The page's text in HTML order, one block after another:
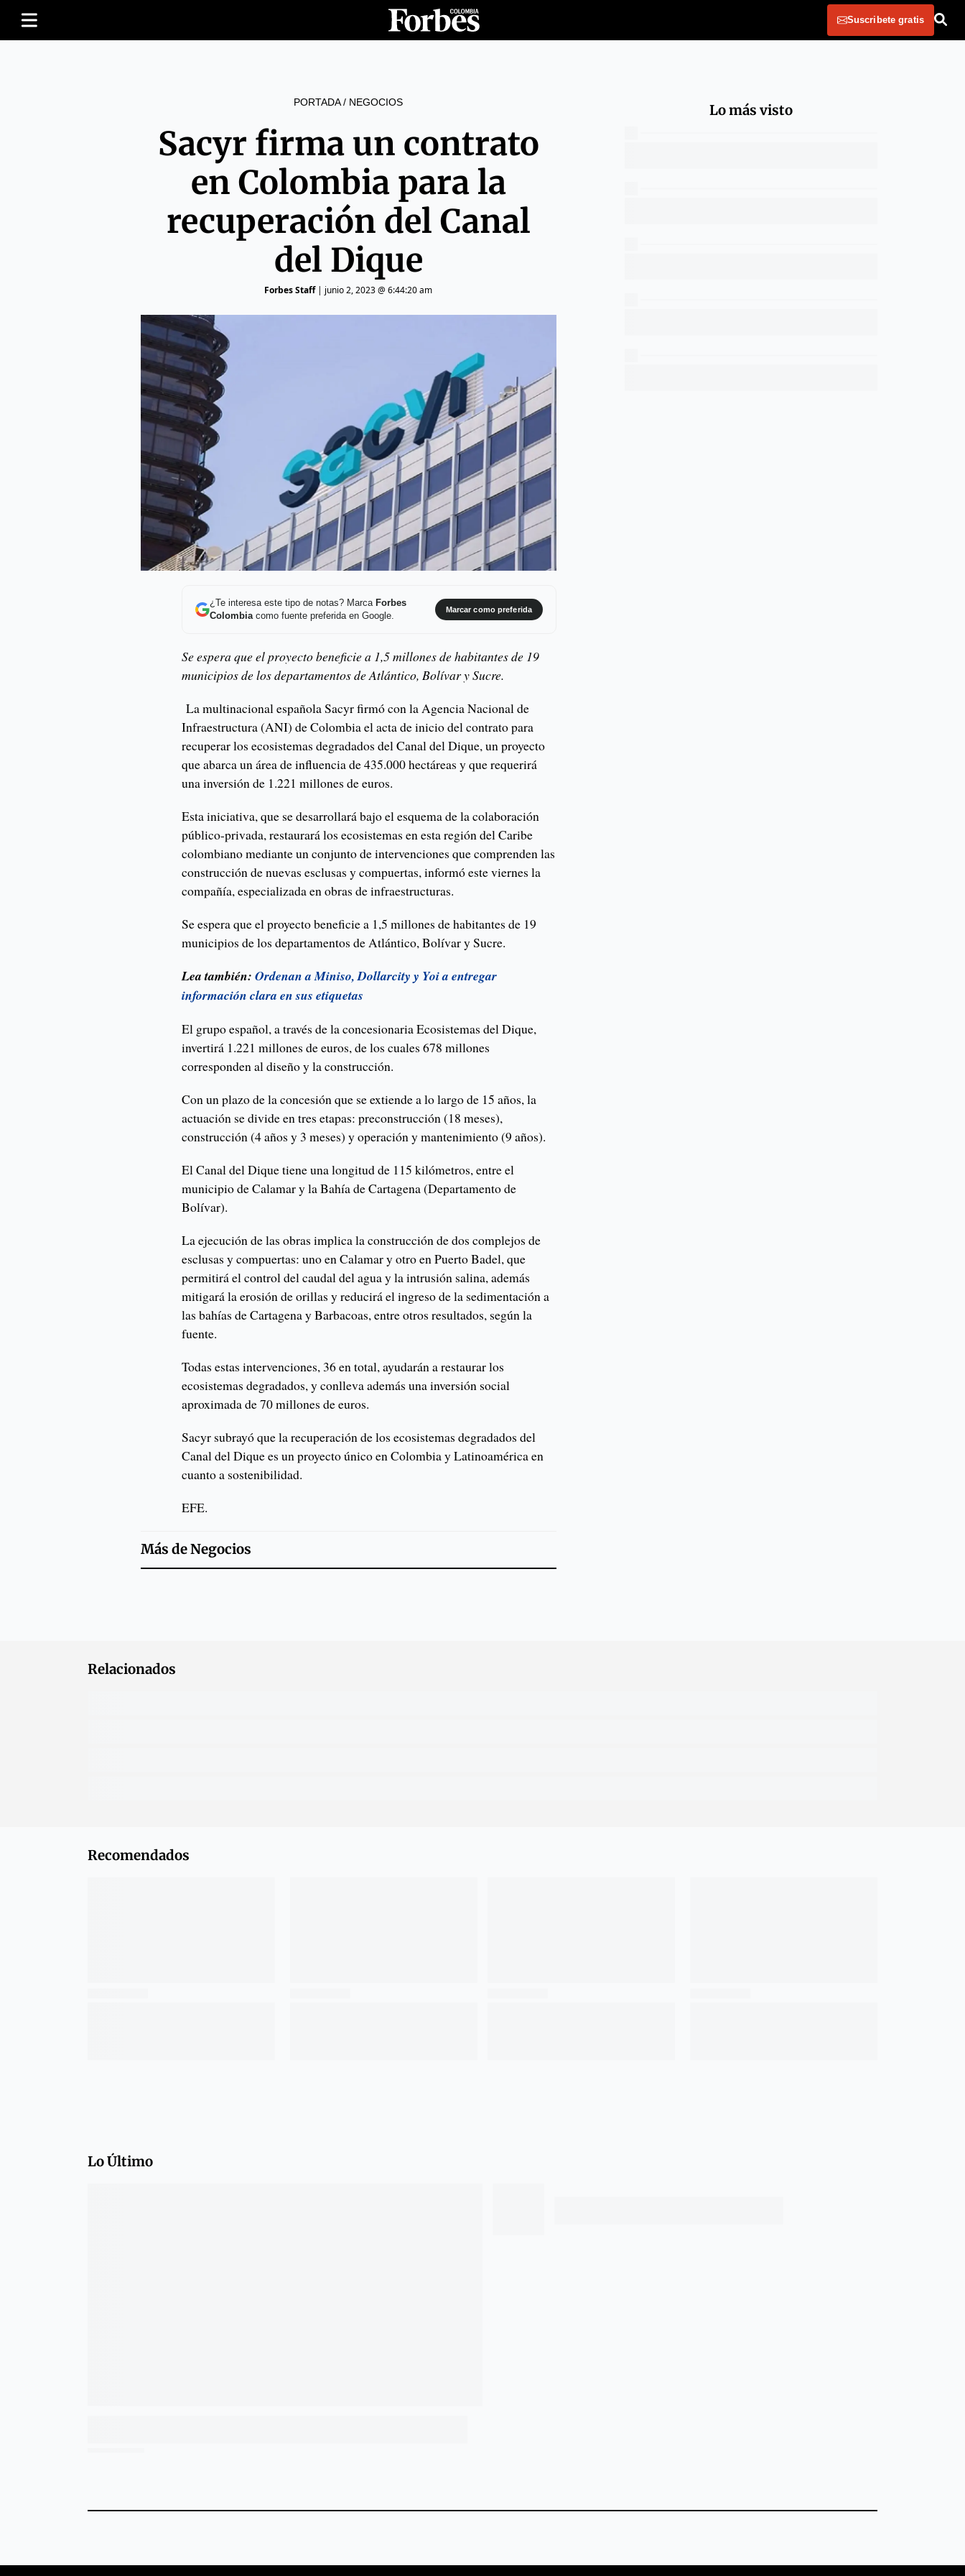
Suscribete gratis
PORTADA/ NEGOCIOS
Sacyr firma un contrato
en Colombia para la
recuperación del Canal
del Dique
Forbes Staff| junio 2, 2023 @ 6:44:20 am
¿Te interesa este tipo de notas? Marca Forbes
Colombiacomo fuente preferida en Google.
Marcar como preferida
Se espera que el proyecto beneficie a 1,5 millones de habitantes de 19
municipios de los departamentos de Atlántico, Bolívar y Sucre.
La multinacional española Sacyr firmó con la Agencia Nacional de
Infraestructura (ANI) de Colombia el acta de inicio del contrato para
recuperar los ecosistemas degradados del Canal del Dique, un proyecto
que abarca un área de influencia de 435.000 hectáreas y que requerirá
una inversión de 1.221 millones de euros.
Esta iniciativa, que se desarrollará bajo el esquema de la colaboración
público-privada, restaurará los ecosistemas en esta región del Caribe
colombiano mediante un conjunto de intervenciones que comprenden las
construcción de nuevas esclusas y compuertas, informó este viernes la
compañía, especializada en obras de infraestructuras.
Se espera que el proyecto beneficie a 1,5 millones de habitantes de 19
municipios de los departamentos de Atlántico, Bolívar y Sucre.
Lea también:Ordenan a Miniso, Dollarcity y Yoi a entregar
información clara en sus etiquetas
El grupo español, a través de la concesionaria Ecosistemas del Dique,
invertirá 1.221 millones de euros, de los cuales 678 millones
corresponden al diseño y la construcción.
Con un plazo de la concesión que se extiende a lo largo de 15 años, la
actuación se divide en tres etapas: preconstrucción (18 meses),
construcción (4 años y 3 meses) y operación y mantenimiento (9 años).
El Canal del Dique tiene una longitud de 115 kilómetros, entre el
municipio de Calamar y la Bahía de Cartagena (Departamento de
Bolívar).
La ejecución de las obras implica la construcción de dos complejos de
esclusas y compuertas: uno en Calamar y otro en Puerto Badel, que
permitirá el control del caudal del agua y la intrusión salina, además
mitigará la erosión de orillas y reducirá el ingreso de la sedimentación a
las bahías de Cartagena y Barbacoas, entre otros resultados, según la
fuente.
Todas estas intervenciones, 36 en total, ayudarán a restaurar los
ecosistemas degradados, y conlleva además una inversión social
aproximada de 70 millones de euros.
Sacyr subrayó que la recuperación de los ecosistemas degradados del
Canal del Dique es un proyecto único en Colombia y Latinoamérica en
cuanto a sostenibilidad.
EFE.
Más deNegocios
Lo más visto
Relacionados
Recomendados
Lo Último